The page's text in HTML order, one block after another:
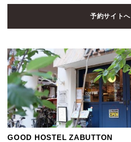
予約サイトへ
GOOD HOSTEL ZABUTTON